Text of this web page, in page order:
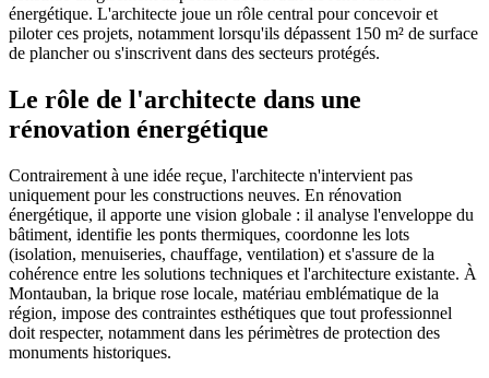
énergétique. L'architecte joue un rôle central pour concevoir et
piloter ces projets, notamment lorsqu'ils dépassent 150 m² de surface
de plancher ou s'inscrivent dans des secteurs protégés.
Le rôle de l'architecte dans une
rénovation énergétique
Contrairement à une idée reçue, l'architecte n'intervient pas
uniquement pour les constructions neuves. En rénovation
énergétique, il apporte une vision globale : il analyse l'enveloppe du
bâtiment, identifie les ponts thermiques, coordonne les lots
(isolation, menuiseries, chauffage, ventilation) et s'assure de la
cohérence entre les solutions techniques et l'architecture existante. À
Montauban, la brique rose locale, matériau emblématique de la
région, impose des contraintes esthétiques que tout professionnel
doit respecter, notamment dans les périmètres de protection des
monuments historiques.